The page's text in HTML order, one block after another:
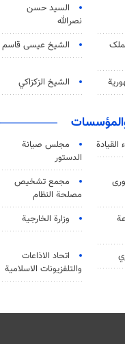
السيد حسن
نصرالله
الشيخ عيسى قاسم
الشيخ الزكزاكي
مجلس صيانة
الدستور
مجمع تشخيص
مصلحة النظام
وزارة الخارجية
اتحاد الاذاعات
والتلفزيونات الاسلامية